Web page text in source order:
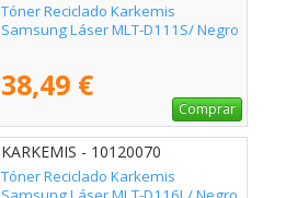
Tóner Reciclado Karkemis
Samsung Láser MLT-D111S/ Negro
38,49 €
Comprar
KARKEMIS - 10120070
Tóner Reciclado Karkemis